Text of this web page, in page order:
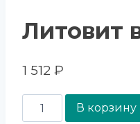
Литовит
1 512 ₽
В корзину